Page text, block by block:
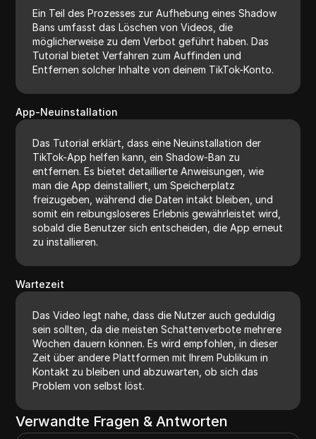
Ein Teil des Prozesses zur Aufhebung eines Shadow
Bans umfasst das Löschen von Videos, die
möglicherweise zu dem Verbot geführt haben. Das
Tutorial bietet Verfahren zum Auffinden und
Entfernen solcher Inhalte von deinem TikTok-Konto.
App-Neuinstallation
Das Tutorial erklärt, dass eine Neuinstallation der
TikTok-App helfen kann, ein Shadow-Ban zu
entfernen. Es bietet detaillierte Anweisungen, wie
man die App deinstalliert, um Speicherplatz
freizugeben, während die Daten intakt bleiben, und
somit ein reibungsloseres Erlebnis gewährleistet wird,
sobald die Benutzer sich entscheiden, die App erneut
zu installieren.
Wartezeit
Das Video legt nahe, dass die Nutzer auch geduldig
sein sollten, da die meisten Schattenverbote mehrere
Wochen dauern können. Es wird empfohlen, in dieser
Zeit über andere Plattformen mit Ihrem Publikum in
Kontakt zu bleiben und abzuwarten, ob sich das
Problem von selbst löst.
Verwandte Fragen & Antworten